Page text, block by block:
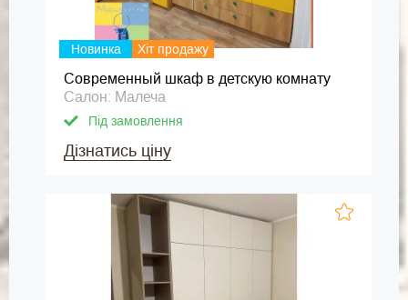
Новинка Хіт продажу
Современный шкаф в детскую комнату
Салон: Малеча
Під замовлення
Дізнатись ціну